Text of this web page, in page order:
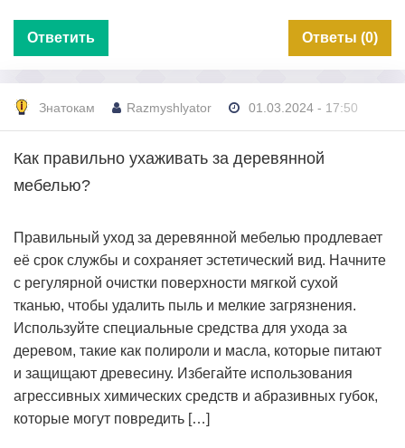
Ответить Ответы (0)
Знатокам Razmyshlyator 01.03.2024 - 17:50
Как правильно ухаживать за деревянной
мебелью?
Правильный уход за деревянной мебелью продлевает
её срок службы и сохраняет эстетический вид. Начните
с регулярной очистки поверхности мягкой сухой
тканью, чтобы удалить пыль и мелкие загрязнения.
Используйте специальные средства для ухода за
деревом, такие как полироли и масла, которые питают
и защищают древесину. Избегайте использования
агрессивных химических средств и абразивных губок,
которые могут повредить […]